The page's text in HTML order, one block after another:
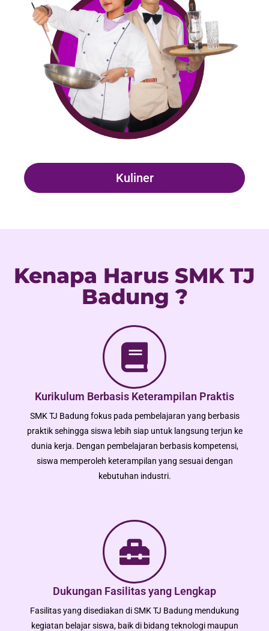
Kuliner
Kenapa Harus SMK TJ
Badung ?
Kurikulum Berbasis Keterampilan Praktis
SMK TJ Badung fokus pada pembelajaran yang berbasis
praktik sehingga siswa lebih siap untuk langsung terjun ke
dunia kerja. Dengan pembelajaran berbasis kompetensi,
siswa memperoleh keterampilan yang sesuai dengan
kebutuhan industri.
Dukungan Fasilitas yang Lengkap
Fasilitas yang disediakan di SMK TJ Badung mendukung
kegiatan belajar siswa, baik di bidang teknologi maupun